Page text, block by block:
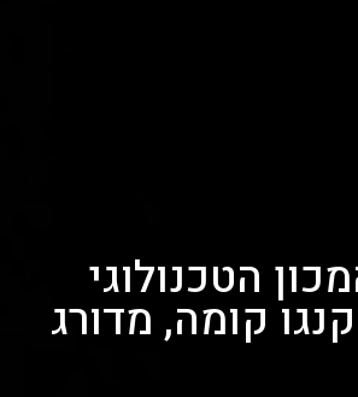
הטכנולוגי
קומה, מדורג